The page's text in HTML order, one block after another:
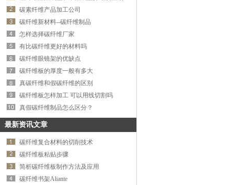
洽谈！…
厂拥有完整、科学的质量管
标水准，赢得了广大客户的
信赖。公司致力于开发研制
新产品，在生产过程中我们
不断改进工艺，提高品质，
做到精益求精。产品立足国
斯等国家专业的设计加上精
致的工艺赢得了广大客户的
好评竭诚欢迎新老客户前来
洽谈！…
产改装方向盘、铝合金汽车
尾翼、汽车音响改装工具，
用烟灰缸，车用挂钩，汽车
假风口等等产品的企业，我
厂拥有完整、科学的质量管
理体系。公司的产品具备国
标水准，赢得了广大客户的
新产品，在生产过程中我们
不断改进工艺，提高品质，
内市场远销中东.北美.俄罗
斯等国家专业的设计加上精
致的工艺赢得了广大客户的
洽谈！…
碳素纤维产品加工公司
碳纤维新材料--碳纤维制品
怎样选择碳纤维厂家
有比碳纤维更好的材料吗
碳纤维眼镜架的优缺点
碳纤维板的厚度一般有多大
真碳纤维和假碳纤维的区别
碳纤维板怎样加工 可以用线切割吗
真假碳纤维制品怎么区分？
最新资讯文章
碳纤维复合材料的切削技术
碳纤维板粘贴步骤
简析碳纤维板制作方法及应用
碳纤维书架Aliante